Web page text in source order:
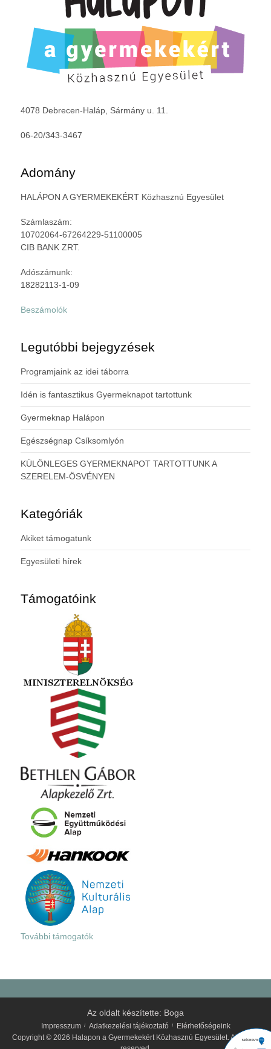
4078 Debrecen-Haláp, Sármány u. 11.
06-20/343-3467
Adomány
HALÁPON A GYERMEKEKÉRT Közhasznú Egyesület
Számlaszám:
10702064-67264229-51100005
CIB BANK ZRT.
Adószámunk:
18282113-1-09
Beszámolók
Legutóbbi bejegyzések
Programjaink az idei táborra
Idén is fantasztikus Gyermeknapot tartottunk
Gyermeknap Halápon
Egészségnap Csíksomlyón
KÜLÖNLEGES GYERMEKNAPOT TARTOTTUNK A
SZERELEM-ÖSVÉNYEN
Kategóriák
Akiket támogatunk
Egyesületi hírek
Támogatóink
További támogatók
Az oldalt készítette: Boga
Impresszum Adatkezelési tájékoztató
Elérhetőségeink
Copyright © 2026 Halapon a Gyermekekért Közhasznú Egyesület. All rights